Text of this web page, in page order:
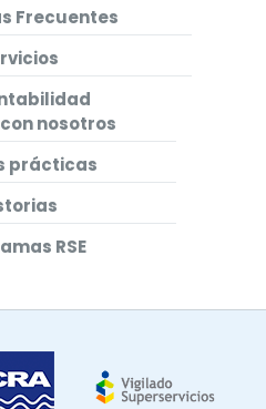
Frecuentes
nosotros
prácticas
RSE